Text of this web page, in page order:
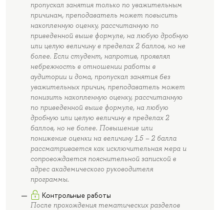
пропускал занятия только по уважительным
причинам, преподаватель может повысить
накопленную оценку, рассчитанную по
приведенной выше формуле, на любую дробную
или целую величину в пределах 2 баллов, но не
более. Если студент, напротив, проявлял
небрежность в отношении работы в
аудитории и дома, пропускал занятия без
уважительных причин, преподаватель может
понизить накопленную оценку, рассчитанную
по приведенной выше формуле, на любую
дробную или целую величину в пределах 2
баллов, но не более. Повышение или
понижение оценки на величину 1.5 – 2 балла
рассматривается как исключительная мера и
сопровождается пояснительной запиской в
адрес академического руководителя
программы.
Контрольные работы
После прохождения тематических разделов